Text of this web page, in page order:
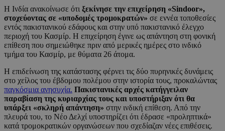
Η Ινδία ανακοίνωσε ότι ξεκίνησε την επιχείρηση «Sindoor»,
στοχεύοντας σε «υποδομές τρομοκρατών» σε εννέα τοποθεσίες
εντός πακιστανικού εδάφους και στην υπό πακιστανικό έλεγχο
περιοχή του Κασμίρ. Η επιχείρηση έγινε ως απάντηση στη φονική
επίθεση που σημειώθηκε πριν από μερικές ημέρες στο ινδικό
τμήμα του Κασμίρ, με θύματα 26 άτομα.
Η επιδείνωση της κατάστασης φέρνει τις δύο πυρηνικές δυνάμεις
στο χείλος του έβδομου πολέμου στην ιστορία τους, προκαλώντας
παγκόσμια ανησυχία. Πακιστανικές αρχές κατήγγειλαν
παραβίαση της κυριαρχίας τους και υποστήριξαν ότι θα
υπάρξει «σκληρή απάντηση» στην ινδική επίθεση. Από την
πλευρά του, το Νέο Δελχί υποστηρίζει ότι έδρασε «προληπτικά»
κατά τρομοκρατικών οργανώσεων που σχεδίαζαν νέες επιθέσεις.